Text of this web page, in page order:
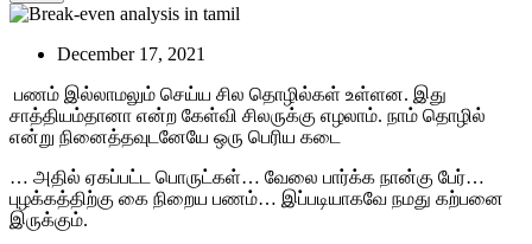
December 17, 2021
பணம் இல்லாமலும் செய்ய சில தொழில்கள் உள்ளன. இது
சாத்தியம்தானா என்ற கேள்வி சிலருக்கு எழலாம். நாம் தொழில்
என்று நினைத்தவுடனேயே ஒரு பெரிய கடை
… அதில் ஏகப்பட்ட பொருட்கள்… வேலை பார்க்க நான்கு பேர்…
புழக்கத்திற்கு கை நிறைய பணம்… இப்படியாகவே நமது கற்பனை
இருக்கும்.